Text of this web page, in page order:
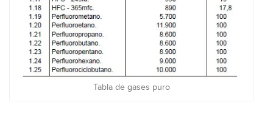
Tabla de gases puro